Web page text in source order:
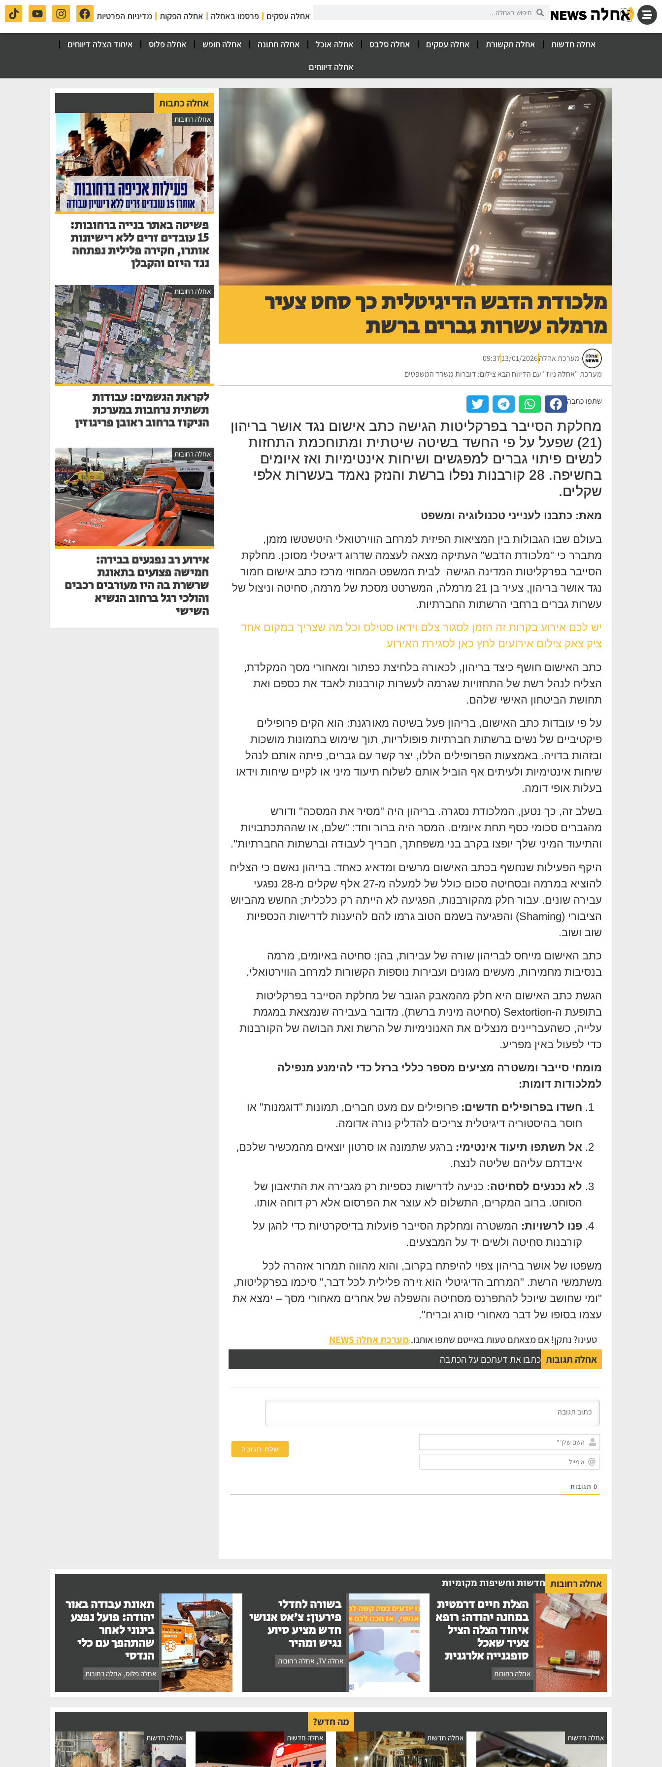
אחלה עסקים פרסמו באחלה אחלה הפקות מדיניות הפרטיות
אחלה חדשות אחלה תקשורת אחלה עסקים אחלה סלבס אחלה אוכל אחלה חתונה אחלה חופש אחלה פלוס
איחוד הצלה דיווחים
אחלה דיווחים
מלכודת הדבש הדיגיטלית כך סחט צעיר
מרמלה עשרות גברים ברשת
מערכת אחלה13/01/2026
09:37
מערכת "אחלה ניוז" עם הדיווח הבא צילום: דוברות משרד המשפטים
שתפו כתבה
מחלקת הסייבר בפרקליטות הגישה כתב אישום נגד אושר בריהון
(21) שפעל על פי החשד בשיטה שיטתית ומתוחכמת התחזות
לנשים פיתוי גברים למפגשים ושיחות אינטימיות ואז איומים
בחשיפה. 28 קורבנות נפלו ברשת והנזק נאמד בעשרות אלפי
שקלים.
מאת: כתבנו לענייני טכנולוגיה ומשפט
בעולם שבו הגבולות בין המציאות הפיזית למרחב הווירטואלי היטשטשו מזמן,
מתברר כי "מלכודת הדבש" העתיקה מצאה לעצמה שדרוג דיגיטלי מסוכן. מחלקת
הסייבר בפרקליטות המדינה הגישה לבית המשפט המחוזי מרכז כתב אישום חמור
נגד אושר בריהון, צעיר בן 21 מרמלה, המשרטט מסכת של מרמה, סחיטה וניצול של
עשרות גברים ברחבי הרשתות החברתיות.
יש לכם אירוע בקרות זה הזמן לסגור צלם וידאו סטילס וכל מה שצריך במקום אחד
ציק צאק צילום אירועים לחץ כאן לסגירת האירוע
כתב האישום חושף כיצד בריהון, לכאורה בלחיצת כפתור ומאחורי מסך המקלדת,
הצליח לנהל רשת של התחזויות שגרמה לעשרות קורבנות לאבד את כספם ואת
תחושת הביטחון האישי שלהם.
על פי עובדות כתב האישום, בריהון פעל בשיטה מאורגנת: הוא הקים פרופילים
פיקטיביים של נשים ברשתות חברתיות פופולריות, תוך שימוש בתמונות מושכות
ובזהות בדויה. באמצעות הפרופילים הללו, יצר קשר עם גברים, פיתה אותם לנהל
שיחות אינטימיות ולעיתים אף הוביל אותם לשלוח תיעוד מיני או לקיים שיחות וידאו
בעלות אופי דומה.
בשלב זה, כך נטען, המלכודת נסגרה. בריהון היה "מסיר את המסכה" ודורש
מהגברים סכומי כסף תחת איומים. המסר היה ברור וחד: "שלם, או שההתכתבויות
והתיעוד המיני שלך יופצו בקרב בני משפחתך, חבריך לעבודה וברשתות החברתיות".
היקף הפעילות שנחשף בכתב האישום מרשים ומדאיג כאחד. בריהון נאשם כי הצליח
להוציא במרמה ובסחיטה סכום כולל של למעלה מ-27 אלף שקלים מ-28 נפגעי
עבירה שונים. עבור חלק מהקורבנות, הפגיעה לא הייתה רק כלכלית; החשש מהביוש
הציבורי (Shaming) והפגיעה בשמם הטוב גרמו להם להיענות לדרישות הכספיות
שוב ושוב.
כתב האישום מייחס לבריהון שורה של עבירות, בהן: סחיטה באיומים, מרמה
בנסיבות מחמירות, מעשים מגונים ועבירות נוספות הקשורות למרחב הווירטואלי.
הגשת כתב האישום היא חלק מהמאבק הגובר של מחלקת הסייבר בפרקליטות
בתופעת ה-Sextortion (סחיטה מינית ברשת). מדובר בעבירה שנמצאת במגמת
עלייה, כשהעבריינים מנצלים את האנונימיות של הרשת ואת הבושה של הקורבנות
כדי לפעול באין מפריע.
מומחי סייבר ומשטרה מציעים מספר כללי ברזל כדי להימנע מנפילה
למלכודות דומות:
חשדו בפרופילים חדשים: פרופילים עם מעט חברים, תמונות "דוגמנות" או
חוסר בהיסטוריה דיגיטלית צריכים להדליק נורה אדומה.
אל תשתפו תיעוד אינטימי: ברגע שתמונה או סרטון יוצאים מהמכשיר שלכם,
איבדתם עליהם שליטה לנצח.
לא נכנעים לסחיטה: כניעה לדרישות כספיות רק מגבירה את התיאבון של
הסוחט. ברוב המקרים, התשלום לא עוצר את הפרסום אלא רק דוחה אותו.
פנו לרשויות: המשטרה ומחלקת הסייבר פועלות בדיסקרטיות כדי להגן על
קורבנות סחיטה ולשים יד על המבצעים.
משפטו של אושר בריהון צפוי להיפתח בקרוב, והוא מהווה תמרור אזהרה לכל
משתמשי הרשת. "המרחב הדיגיטלי הוא זירה פלילית לכל דבר," סיכמו בפרקליטות,
"ומי שחושב שיוכל להתפרנס מסחיטה והשפלה של אחרים מאחורי מסך – ימצא את
עצמו בסופו של דבר מאחורי סורג ובריח".
טעינו? נתקן! אם מצאתם טעות באייטם שתפו אותנו. מערכת אחלה NEWS
אחלה תגובות כתבו את דעתכם על הכתבה
שלך*
0 תגובות
אחלה כתבות
אחלה רחובות
פשיטה באתר בנייה ברחובות:
15 עובדים זרים ללא רישיונות
אותרו, חקירה פלילית נפתחה
נגד היזם והקבלן
אחלה רחובות
לקראת הגשמים: עבודות
תשתית נרחבות במערכת
הניקוז ברחוב ראובן פריגוזין
אחלה רחובות
אירוע רב נפגעים בבירה:
חמישה פצועים בתאונת
שרשרת בה היו מעורבים רכבים
והולכי רגל ברחוב הנשיא
השישי
אחלה רחובות חדשות וחשיפות מקומיות
הצלת חיים דרמטית
במחנה יהודה: רופא
איחוד הצלה הציל
צעיר שאכל
סופגנייה אלרגנית
אחלה רחובות
בשורה לחדלי
פירעון: צ'אט אנושי
חדש מציע סיוע
נגיש ומהיר
אחלה TV , אחלה רחובות
תאונת עבודה באור
יהודה: פועל נפצע
בינוני לאחר
שהתהפך עם כלי
הנדסי
אחלה פלוס, אחלה רחובות
מה חדש?
אחלה חדשות אחלה חדשות אחלה חדשות אחלה חדשות